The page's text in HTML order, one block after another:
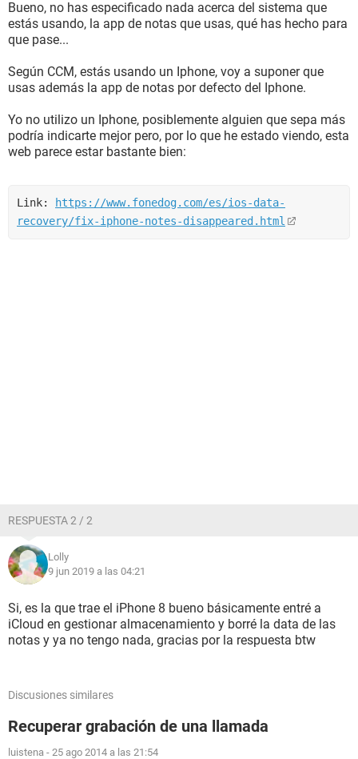
Bueno, no has especificado nada acerca del sistema que
estás usando, la app de notas que usas, qué has hecho para
que pase...
Según CCM, estás usando un Iphone, voy a suponer que
usas además la app de notas por defecto del Iphone.
Yo no utilizo un Iphone, posiblemente alguien que sepa más
podría indicarte mejor pero, por lo que he estado viendo, esta
web parece estar bastante bien:
Link: https://www.fonedog.com/es/ios-data-
recovery/fix-iphone-notes-disappeared.html
RESPUESTA 2 / 2
Lolly
9 jun 2019 a las 04:21
Si, es la que trae el iPhone 8 bueno básicamente entré a
iCloud en gestionar almacenamiento y borré la data de las
notas y ya no tengo nada, gracias por la respuesta btw
Discusiones similares
Recuperar grabación de una llamada
luistena - 25 ago 2014 a las 21:54